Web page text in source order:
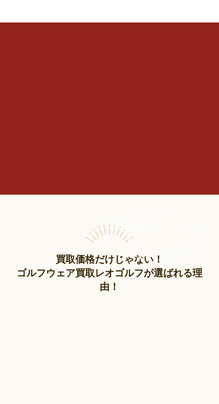
買取価格だけじゃない！
ゴルフウェア買取レオゴルフが選ばれる理
由！